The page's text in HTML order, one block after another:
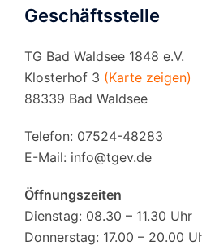
Geschäftsstelle
TG Bad Waldsee 1848 e.V.
Klosterhof 3 (Karte zeigen)
88339 Bad Waldsee
Telefon: 07524-48283
E-Mail: info@tgev.de
Öffnungszeiten
Dienstag: 08.30 – 11.30 Uhr
Donnerstag: 17.00 – 20.00